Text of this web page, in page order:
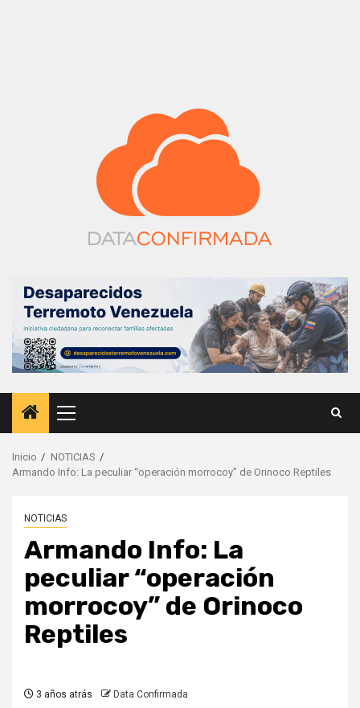
Menú
principal
Inicio
NOTICIAS
Armando Info: La peculiar “operación morrocoy” de Orinoco Reptiles
NOTICIAS
Armando Info: La
peculiar “operación
morrocoy” de Orinoco
Reptiles
3 años atrás Data Confirmada